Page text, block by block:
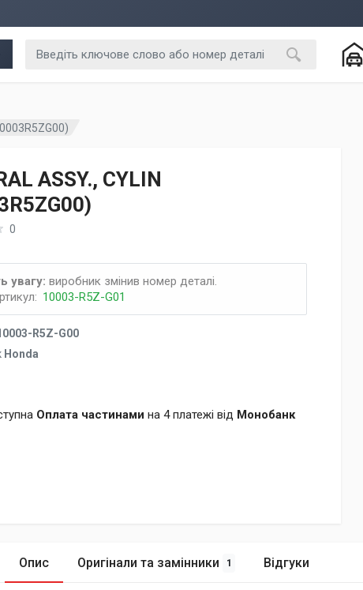
ASSY., CYLIN
0
увагу: виробник змінив номер деталі.
10003-R5Z-G01
R5Z-G00
Honda
Оплата частинами на 4 платежі від Монобанк
Опис Оригінали та замінники 1 Відгуки